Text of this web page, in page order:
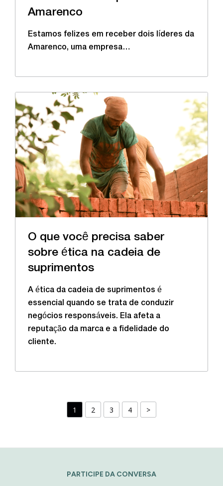
Amarenco
Estamos felizes em receber dois líderes da
Amarenco, uma empresa…
O que você precisa saber
sobre ética na cadeia de
suprimentos
A ética da cadeia de suprimentos é
essencial quando se trata de conduzir
negócios responsáveis. Ela afeta a
reputação da marca e a fidelidade do
cliente.
1 2 3 4 >
PARTICIPE DA CONVERSA